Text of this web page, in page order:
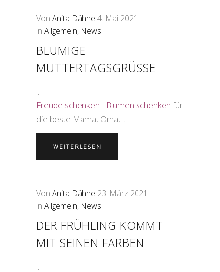
Von Anita Dähne 4. Mai 2021
in Allgemein, News
BLUMIGE
MUTTERTAGSGRÜSSE
Freude schenken - Blumen schenken für
die beste Mama, Oma, ...
WEITERLESEN
Von Anita Dähne 23. März 2021
in Allgemein, News
DER FRÜHLING KOMMT
MIT SEINEN FARBEN